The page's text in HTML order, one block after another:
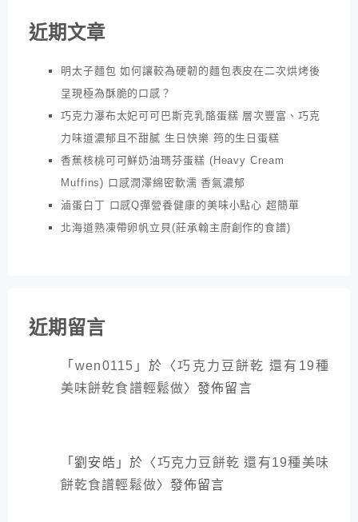
近期文章
明太子麵包 如何讓較為硬韌的麵包表皮在二次烘烤後
呈現極為酥脆的口感？
巧克力瀑布太妃可可巴斯克乳酪蛋糕 層次豐富、巧克
力味道濃郁且不甜膩 生日快樂 筠的生日蛋糕
香蕉核桃可可鮮奶油瑪芬蛋糕 (Heavy Cream
Muffins) 口感潤澤綿密軟濡 香氣濃郁
滷蛋白丁 口感Q彈營養健康的美味小點心 超簡單
北海道熟凍帶卵帆立貝(莊承翰主廚創作的食譜)
近期留言
「wen0115 」於〈巧克力豆餅乾 還有19種
美味餅乾食譜輕鬆做〉發佈留言
「劉安皓 」於〈巧克力豆餅乾 還有19種美味
餅乾食譜輕鬆做〉發佈留言